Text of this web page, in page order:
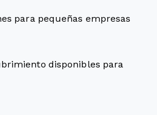
para pequeñas empresas
disponibles para